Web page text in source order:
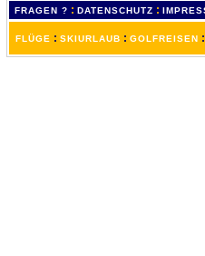
FRAGEN ? : DATENSCHUTZ :
FLÜGE : SKIURLAUB : GOLFREISEN :